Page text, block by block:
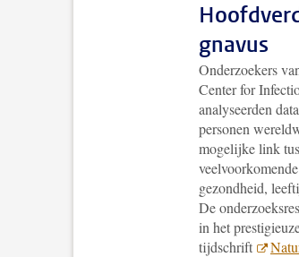
gnavus
Onderzoekers
Center for
analyseerden
personen
mogelijke link
gezondheid,
De
in het
tijdschrift